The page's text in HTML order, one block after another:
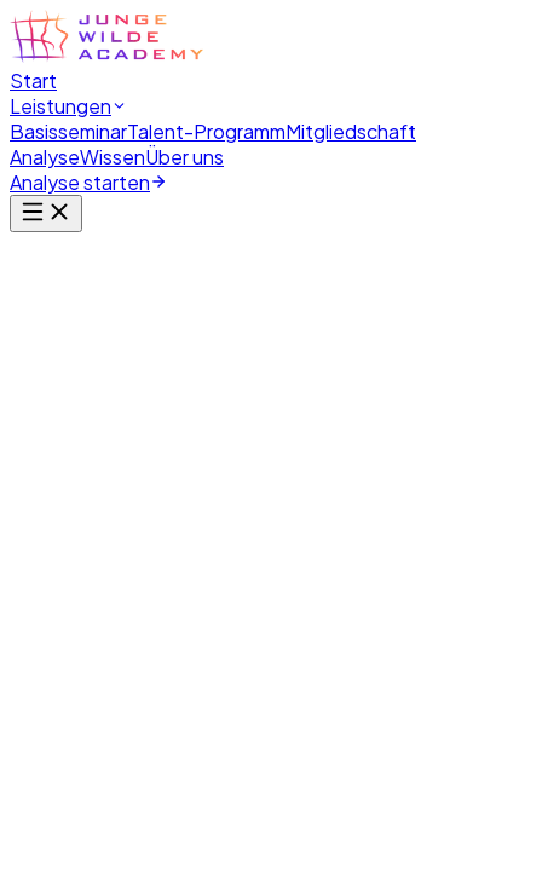
Start
Leistungen
BasisseminarTalent-ProgrammMitgliedschaft
AnalyseWissenÜber uns
Analyse starten